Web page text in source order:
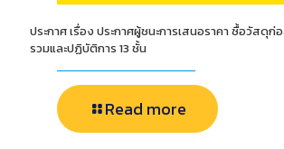
ประกาศ เรื่อง ประกาศผู้ชนะการเสนอราคา ซื้อวัสดุก่
รวมและปฏิบัติการ 13 ชั้น
Read more